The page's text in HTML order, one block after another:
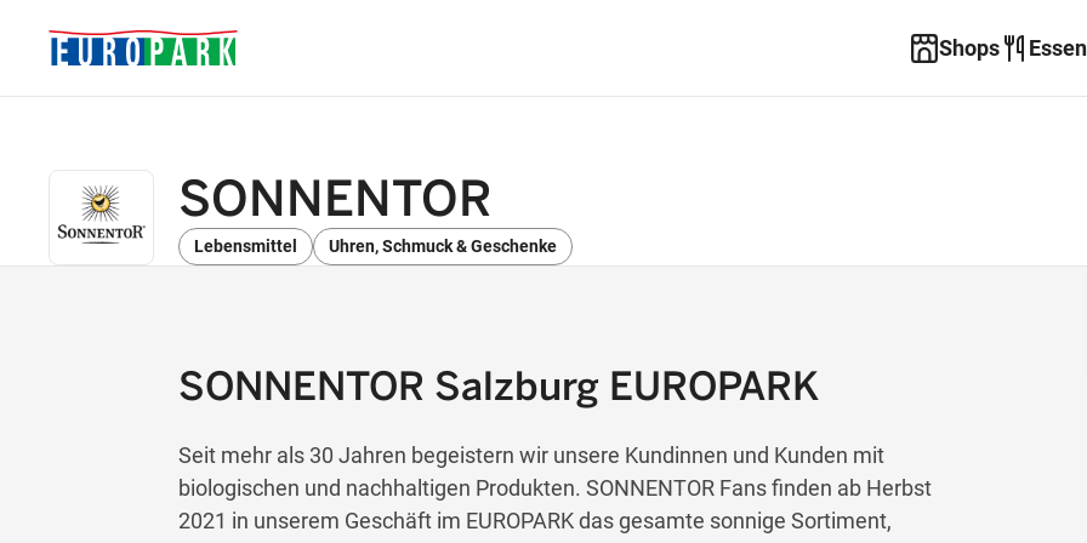
Shops
SONNENTOR
Lebensmittel Uhren, Schmuck & Geschenke
SONNENTOR Salzburg EUROPARK
Seit mehr als 30 Jahren begeistern wir unsere Kundinnen und Kunden mit
biologischen und nachhaltigen Produkten. SONNENTOR Fans finden ab Herbst
2021 in unserem Geschäft im EUROPARK das gesamte sonnige Sortiment,